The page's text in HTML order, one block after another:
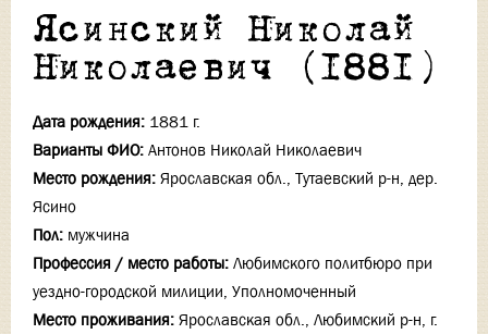
Ясинский Николай
Николаевич (1881)
Дата рождения: 1881 г.
Варианты ФИО: Антонов Николай Николаевич
Место рождения: Ярославская обл., Тутаевский р-н, дер.
Ясино
Пол: мужчина
Профессия / место работы: Любимского политбюро при
уездно-городской милиции, Уполномоченный
Место проживания: Ярославская обл., Любимский р-н, г.